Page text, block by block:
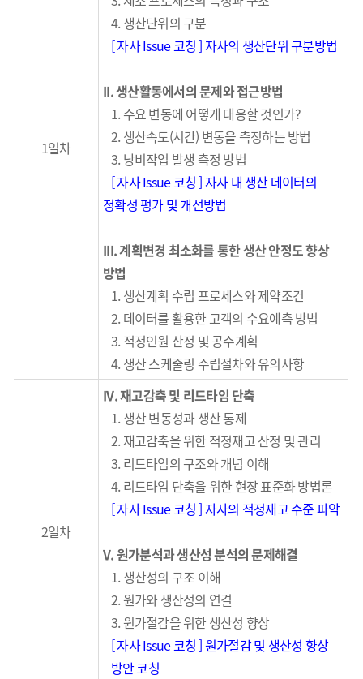
1일차
4. 생산단위의 구분
[ 자사 Issue 코칭]자사의 생산단위 구분방법
II.생산활동에서의 문제와 접근방법
1. 수요 변동에 어떻게 대응할 것인가?
2. 생산속도(시간) 변동을 측정하는 방법
3. 낭비작업 발생 측정 방법
[ 자사 Issue 코칭]자사 내 생산 데이터의
정확성 평가 및 개선방법
III.계획변경 최소화를 통한 생산 안정도 향상
방법
1. 생산계획 수립 프로세스와 제약조건
2. 데이터를 활용한 고객의 수요예측 방법
3. 적정인원 산정 및 공수계획
4. 생산스케줄링 수립절차와 유의사항
2일차
IV.재고감축 및 리드타임 단축
1. 생산 변동성과 생산 통제
2. 재고감축을 위한 적정재고 산정 및 관리
3. 리드타임의 구조와 개념 이해
4. 리드타임 단축을 위한 현장 표준화 방법론
[ 자사 Issue 코칭]자사의 적정재고수준 파악
V.원가분석과 생산성 분석의 문제해결
1. 생산성의 구조 이해
2. 원가와 생산성의 연결
3. 원가절감을 위한 생산성 향상
[ 자사 Issue 코칭]원가절감 및 생산성 향상
방안 코칭